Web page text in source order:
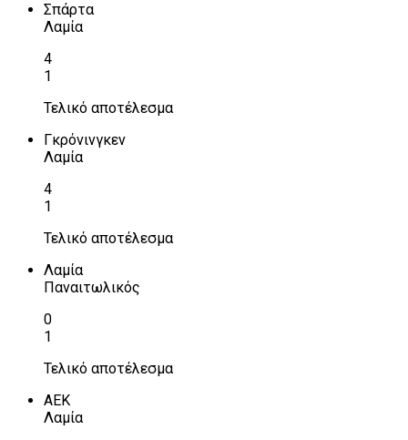
Σπάρτα
Λαμία
4
1
Τελικό αποτέλεσμα
Γκρόνινγκεν
Λαμία
4
1
Τελικό αποτέλεσμα
Λαμία
Παναιτωλικός
0
1
Τελικό αποτέλεσμα
ΑΕΚ
Λαμία